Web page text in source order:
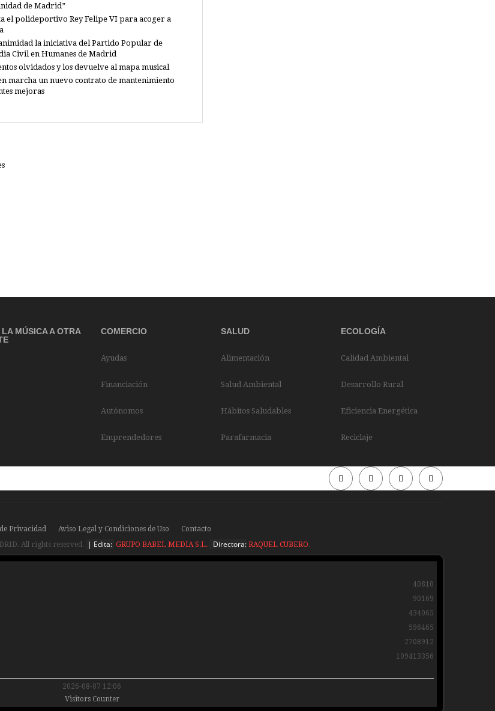
de Madrid”
el polideportivo Rey Felipe VI para acoger a
la iniciativa del Partido Popular de
Civil en Humanes de Madrid
olvidados y los devuelve al mapa musical
marcha un nuevo contrato de mantenimiento
mejoras
MÚSICA A OTRA
COMERCIO
Ayudas
Financiación
Autónomos
Emprendedores
SALUD
Alimentación
Salud Ambiental
Hábitos Saludables
Parafarmacia
ECOLOGÍA
Calidad Ambiental
Desarrollo Rural
Eficiencia Energética
Reciclaje
Privacidad Aviso Legal y Condiciones de Uso
Contacto
All rights reserved.
| Edita: GRUPO BABEL MEDIA S.L. Directora: RAQUEL CUBERO.
40810
90169
434065
596465
2708912
109413356
2026-08-07 12:06
Visitors Counter